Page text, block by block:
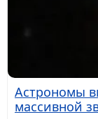
Астрономы
массивной